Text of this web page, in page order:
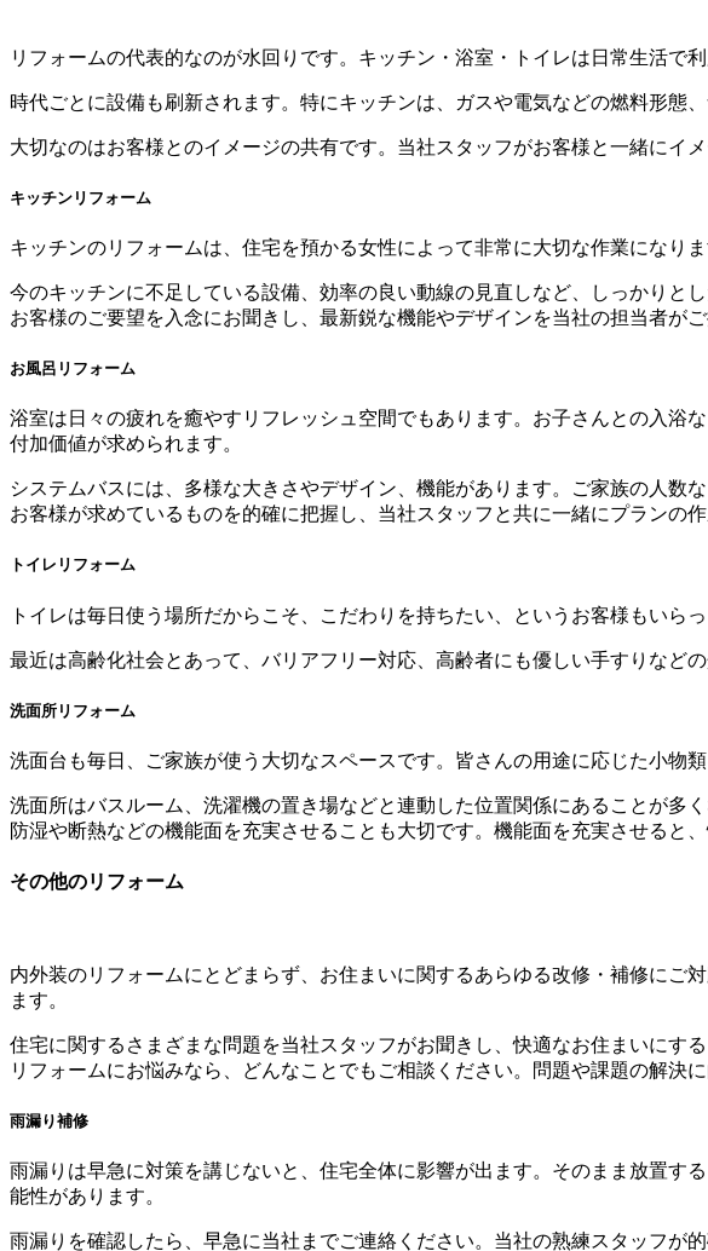
リフォームの代表的なのが水回りです。キッチン・浴室・トイレは日常生活で
時代ごとに設備も刷新されます。特にキッチンは、ガスや電気などの燃料形態
大切なのはお客様とのイメージの共有です。当社スタッフがお客様と一緒にイ
キッチンリフォーム
キッチンのリフォームは、住宅を預かる女性によって非常に大切な作業になり
今のキッチンに不足している設備、効率の良い動線の見直しなど、しっかりと
お客様のご要望を入念にお聞きし、最新鋭な機能やデザインを当社の担当者がご
お風呂リフォーム
浴室は日々の疲れを癒やすリフレッシュ空間でもあります。お子さんとの入浴
付加価値が求められます。
システムバスには、多様な大きさやデザイン、機能があります。ご家族の人数
お客様が求めているものを的確に把握し、当社スタッフと共に一緒にプランの作
トイレリフォーム
トイレは毎日使う場所だからこそ、こだわりを持ちたい、というお客様もいら
最近は高齢化社会とあって、バリアフリー対応、高齢者にも優しい手すりなど
洗面所リフォーム
洗面台も毎日、ご家族が使う大切なスペースです。皆さんの用途に応じた小物
洗面所はバスルーム、洗濯機の置き場などと連動した位置関係にあることが多
防湿や断熱などの機能面を充実させることも大切です。機能面を充実させると、
その他のリフォーム
内外装のリフォームにとどまらず、お住まいに関するあらゆる改修・補修にご
ます。
住宅に関するさまざまな問題を当社スタッフがお聞きし、快適なお住まいにす
リフォームにお悩みなら、どんなことでもご相談ください。問題や課題の解決
雨漏り補修
雨漏りは早急に対策を講じないと、住宅全体に影響が出ます。そのまま放置す
能性があります。
雨漏りを確認したら、早急に当社までご連絡ください。当社の熟練スタッフが